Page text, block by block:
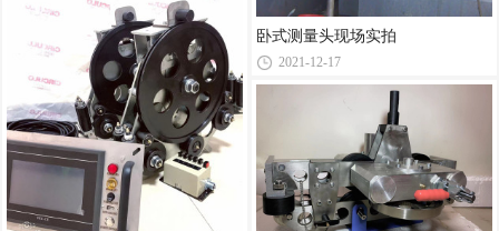
卧式测量头现场实拍
2021-12-17